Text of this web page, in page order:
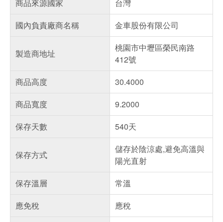
商品來源國家
台灣
國內負責廠商名稱
金車股份有限公司
製造商地址
桃園市中壢區榮民南路
412號
商品高度
30.4000
商品寬度
9.2000
保存天數
540天
保存方式
儲存於陰涼處,避免高溫與
陽光直射
保存溫層
常溫
應免稅
應稅